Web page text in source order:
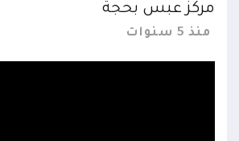
مركز عبس بحجة
منذ 5 سنوات